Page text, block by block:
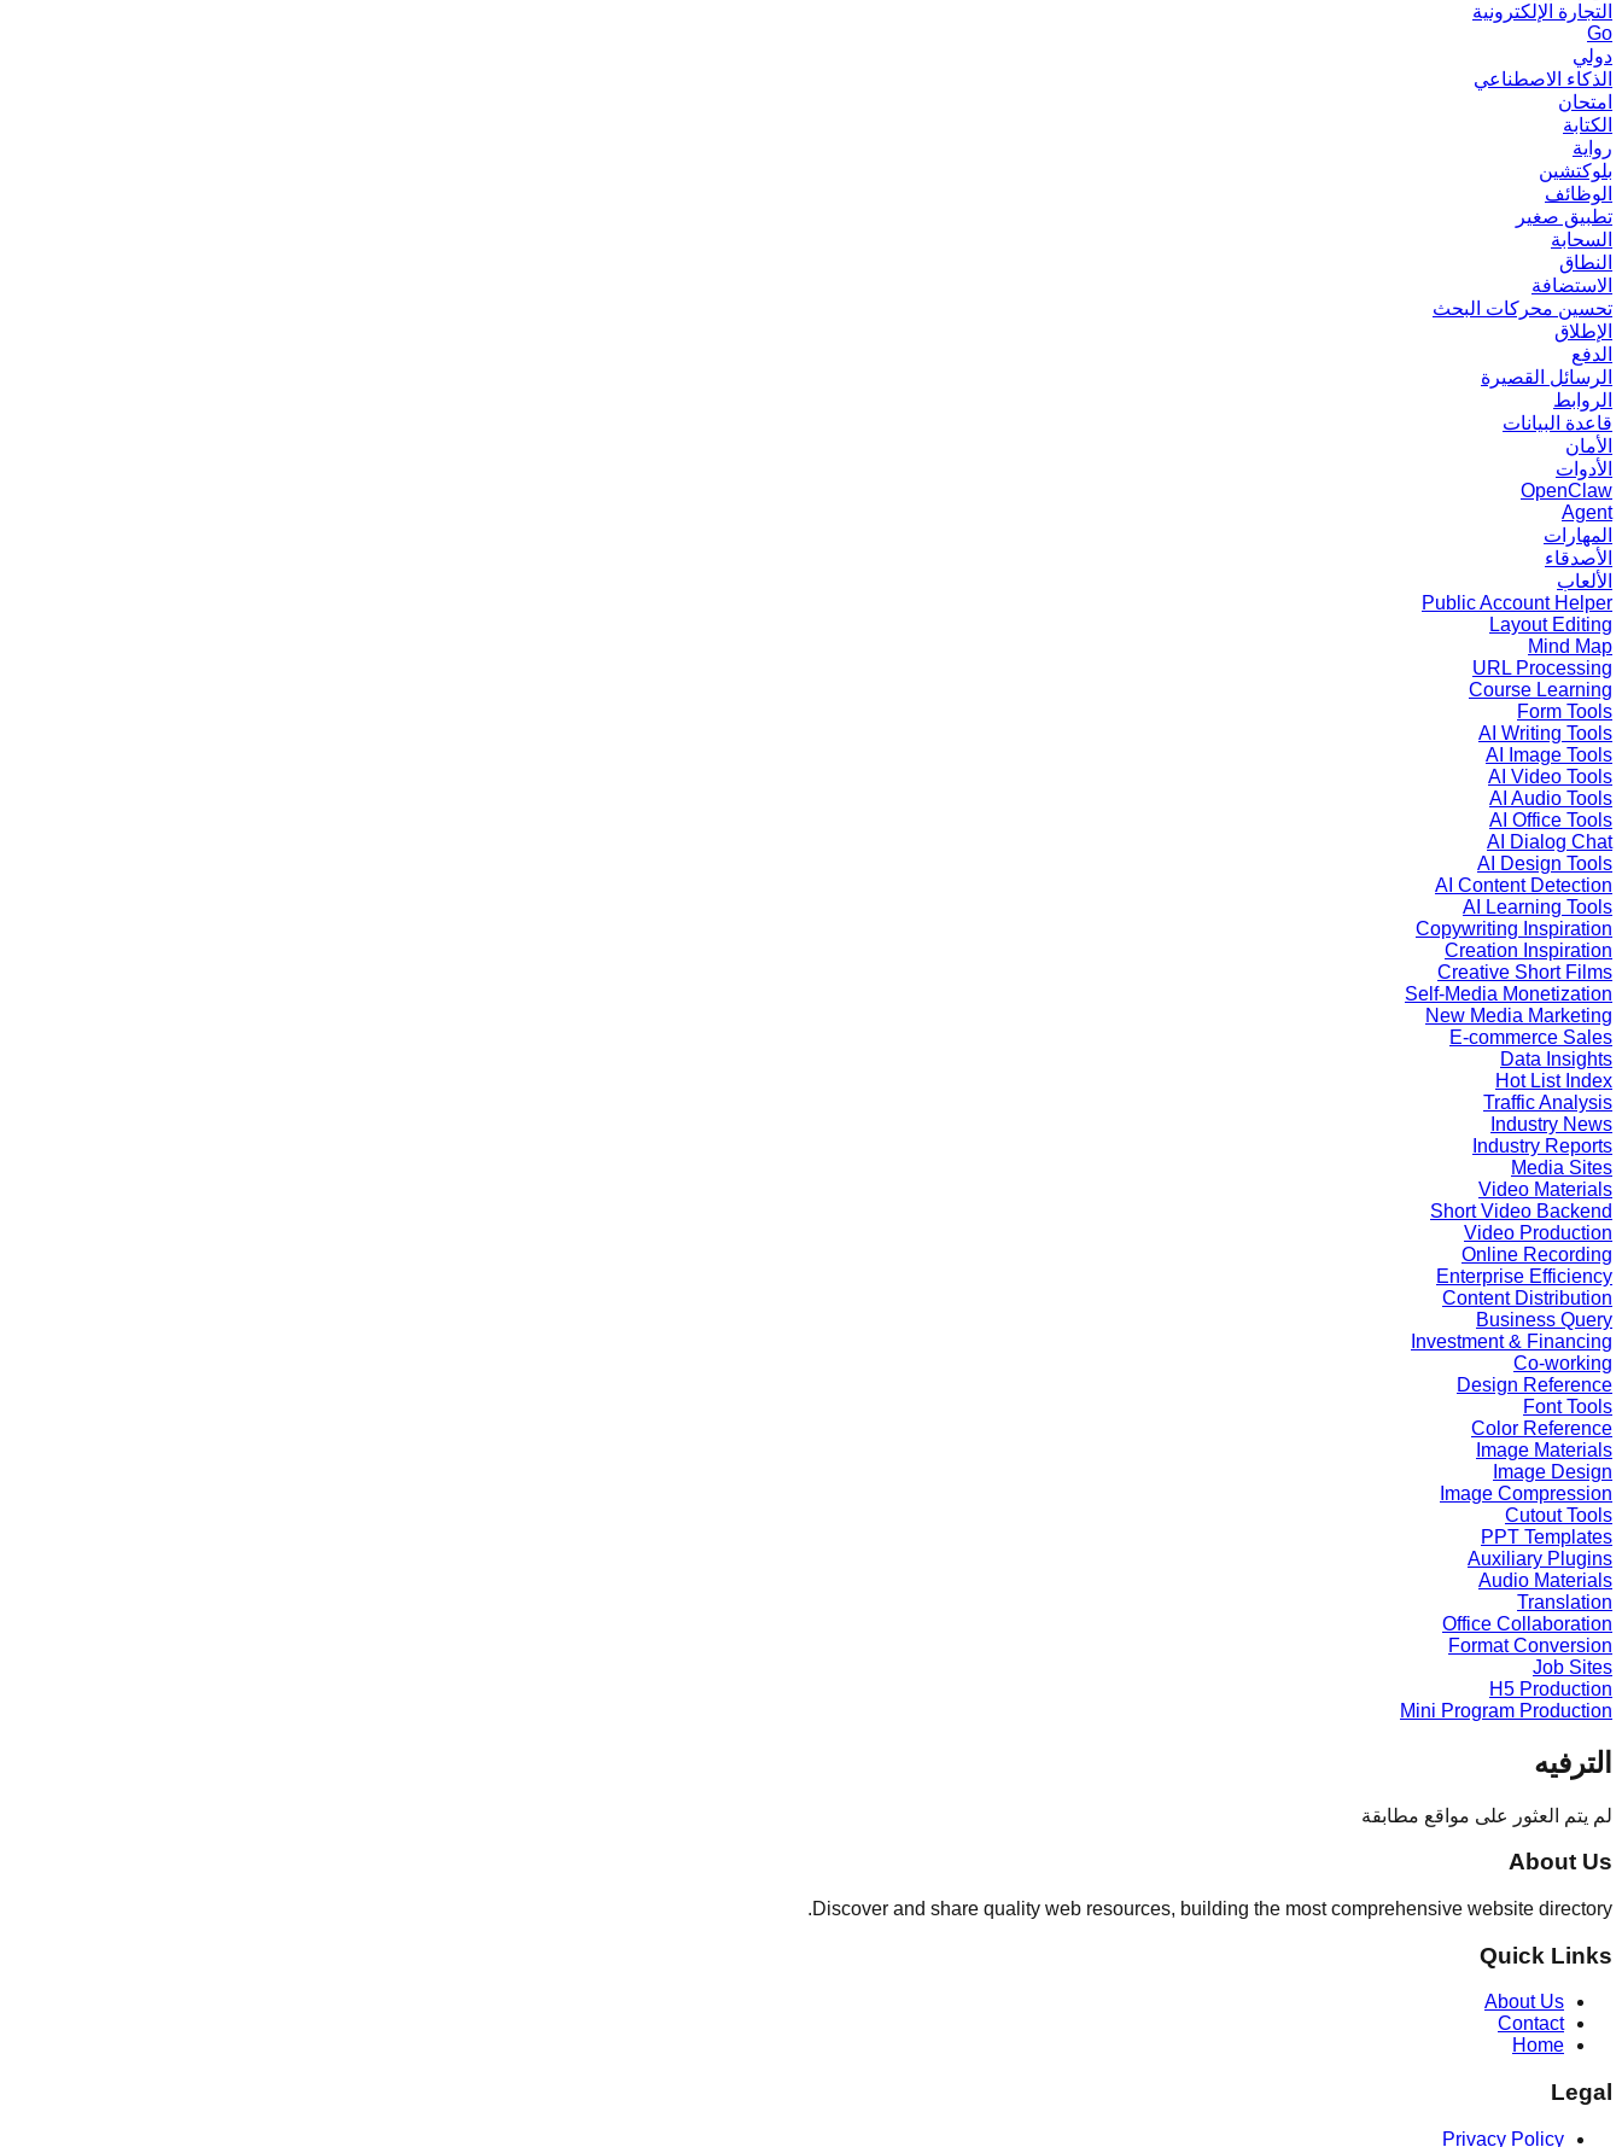
التجارة الإلكترونية
Go
دولي
الذكاء الاصطناعي
امتحان
الكتابة
رواية
بلوكتشين
الوظائف
تطبيق صغير
السحابة
النطاق
الاستضافة
تحسين محركات البحث
الإطلاق
الدفع
الرسائل القصيرة
الروابط
قاعدة البيانات
الأمان
الأدوات
OpenClaw
Agent
المهارات
الأصدقاء
الألعاب
Public Account Helper
Layout Editing
Mind Map
URL Processing
Course Learning
Form Tools
AI Writing Tools
AI Image Tools
AI Video Tools
AI Audio Tools
AI Office Tools
AI Dialog Chat
AI Design Tools
AI Content Detection
AI Learning Tools
Copywriting Inspiration
Creation Inspiration
Creative Short Films
Self-Media Monetization
New Media Marketing
E-commerce Sales
Data Insights
Hot List Index
Traffic Analysis
Industry News
Industry Reports
Media Sites
Video Materials
Short Video Backend
Video Production
Online Recording
Enterprise Efficiency
Content Distribution
Business Query
Investment & Financing
Co-working
Design Reference
Font Tools
Color Reference
Image Materials
Image Design
Image Compression
Cutout Tools
PPT Templates
Auxiliary Plugins
Audio Materials
Translation
Office Collaboration
Format Conversion
Job Sites
H5 Production
Mini Program Production
الترفيه
لم يتم العثور على مواقع مطابقة
About Us
Discover and share quality web resources, building the most comprehensive website directory.
Quick Links
About Us
Contact
Home
Legal
Privacy Policy